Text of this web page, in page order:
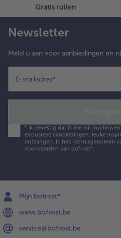
Gratis ruilen
Newsletter
Meld u aan voor aanbiedingen en
E-mailadres*
* Ik bevestig dat ik me wil
exclusieve aanbiedingen, leuke
ontvangen. Ik heb kennisgenomen
voorwaarden van bofrost*.
Mijn bofrost*
www.bofrost.be
service@bofrost.be